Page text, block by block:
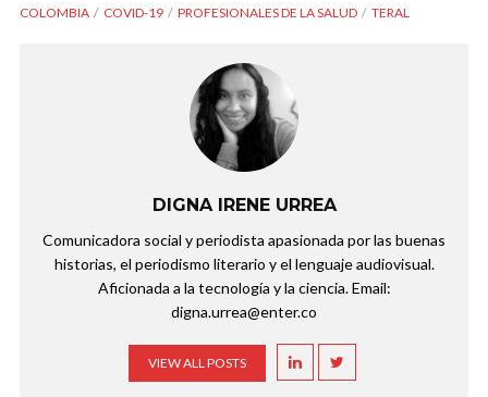
COLOMBIA COVID-19 PROFESIONALES DE LA SALUD TERAL
DIGNA IRENE URREA
Comunicadora social y periodista apasionada por las buenas
historias, el periodismo literario y el lenguaje audiovisual.
Aficionada a la tecnología y la ciencia. Email:
digna.urrea@enter.co
VIEW ALL POSTS